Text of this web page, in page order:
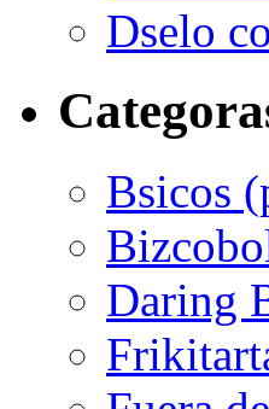
Dselo
Bsicos
Daring